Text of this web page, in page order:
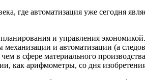
где авто­матизация уже сегодня
и управления
и автоматизации (а
в сфере материаль­ного
как арифмометры, со дня